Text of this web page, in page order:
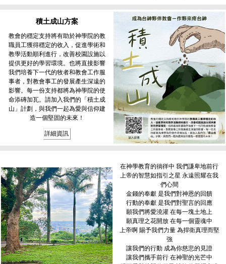
積土成山方案
教會的穩定支持將有助於神學院的教
職員工獲得穩定的收入，促進學術和
教學活動順利進行，改善校園設施以
提供更好的學習環境。也將直接影響
我們培養下一代的牧者和教會工作服
事者，對教會事工的發展產生深遠的
影響。每一份支持都將為神學院的使
命添磚加瓦。請加入我們的「積土成
山」計劃，與我們一起為愛與信仰建
造一個堅固的未來！
詳細資訊
在神學教育的徜徉中 我們謙卑地前行
上帝的智慧如指引之星 永遠照耀在我
們心間
金錢的奉獻 是我們對神恩的回饋
行動的奉獻 是我們對聖言的回應
願我們將愛澆灌 在每一塊土地上
願真理之花開放 在每一個靈魂中
上帝啊 賜予我們力量 為捍衛真理而堅
強
讓我們的行動 成為你慈悲的見證
讓我們攜手前行 在神聖的光芒中